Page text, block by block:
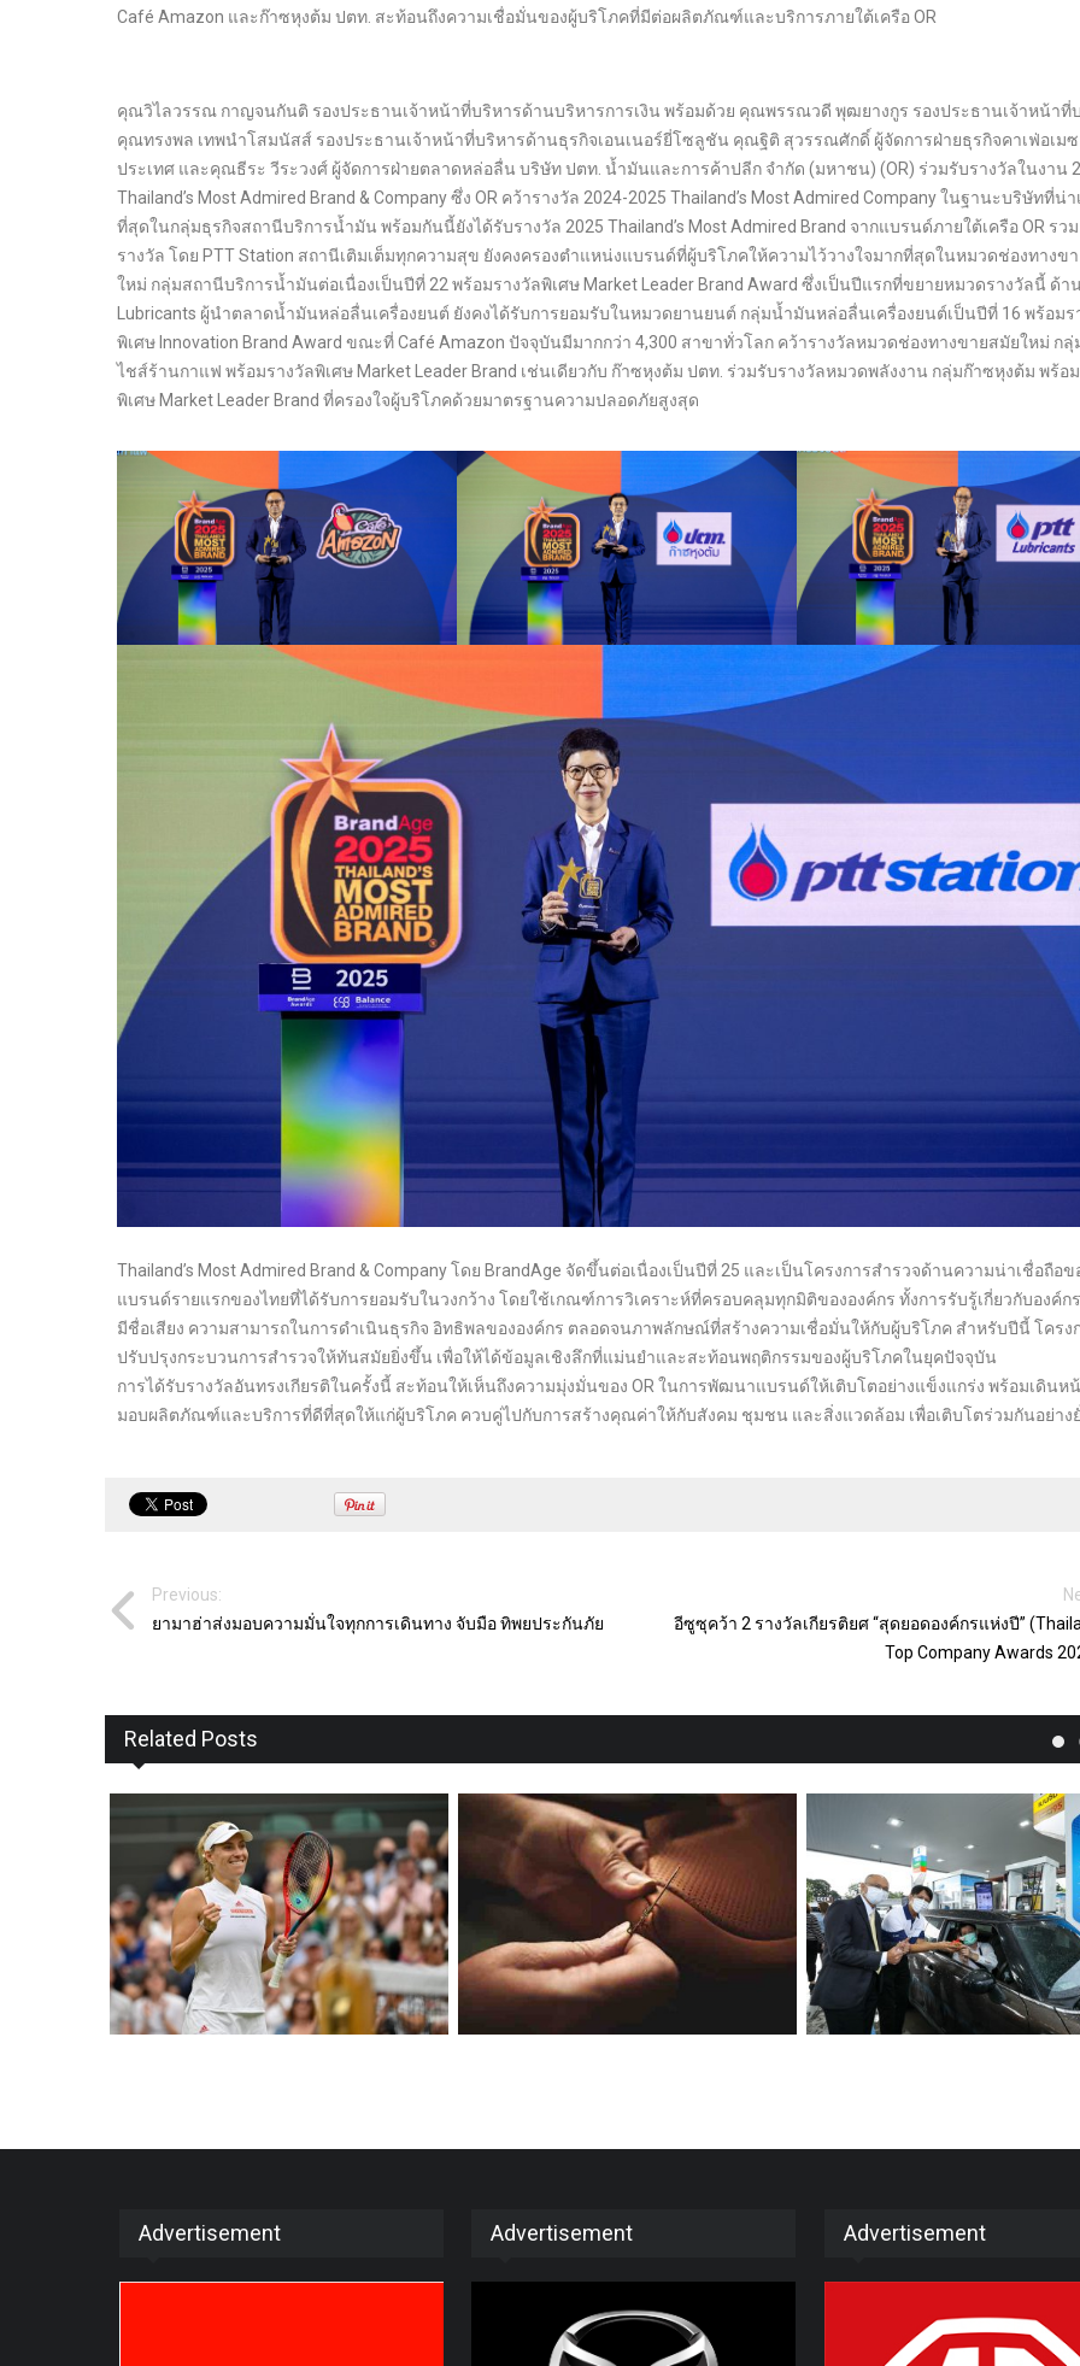
Café Amazon และก๊าซหุงต้ม ปตท. สะท้อนถึงความเชื่อมั่นของผู้บริโภคที่มีต่อผลิตภัณฑ์และบริการภายใต้เครือ OR
คุณวิไลวรรณ กาญจนกันติ รองประธานเจ้าหน้าที่บริหารด้านบริหารการเงิน พร้อมด้วย คุณพรรณวดี พุฒยางกูร รองประธานเจ้าหน้าที่
คุณทรงพล เทพนำโสมนัสส์ รองประธานเจ้าหน้าที่บริหารด้านธุรกิจเอนเนอร์ยี่โซลูชัน คุณฐิติ สุวรรณศักดิ์ ผู้จัดการฝ่ายธุรกิจคาเฟ่อเม
ประเทศ และคุณธีระ วีระวงศ์ ผู้จัดการฝ่ายตลาดหล่อลื่น บริษัท ปตท. น้ำมันและการค้าปลีก จำกัด (มหาชน) (OR) ร่วมรับรางวัลในงาน
Thailand’s Most Admired Brand & Company ซึ่ง OR คว้ารางวัล 2024-2025 Thailand’s Most Admired Company ในฐานะบริษัทที่น่า
ที่สุดในกลุ่มธุรกิจสถานีบริการน้ำมัน พร้อมกันนี้ยังได้รับรางวัล 2025 Thailand’s Most Admired Brand จากแบรนด์ภายใต้เครือ OR รว
รางวัล โดย PTT Station สถานีเติมเต็มทุกความสุข ยังคงครองตำแหน่งแบรนด์ที่ผู้บริโภคให้ความไว้วางใจมากที่สุดในหมวดช่องทางข
ใหม่ กลุ่มสถานีบริการน้ำมันต่อเนื่องเป็นปีที่ 22 พร้อมรางวัลพิเศษ Market Leader Brand Award ซึ่งเป็นปีแรกที่ขยายหมวดรางวัลนี้ ด้า
Lubricants ผู้นำตลาดน้ำมันหล่อลื่นเครื่องยนต์ ยังคงได้รับการยอมรับในหมวดยานยนต์ กลุ่มน้ำมันหล่อลื่นเครื่องยนต์เป็นปีที่ 16 พร้อมร
พิเศษ Innovation Brand Award ขณะที่ Café Amazon ปัจจุบันมีมากกว่า 4,300 สาขาทั่วโลก คว้ารางวัลหมวดช่องทางขายสมัยใหม่ ก
ไชส์ร้านกาแฟ พร้อมรางวัลพิเศษ Market Leader Brand เช่นเดียวกับ ก๊าซหุงต้ม ปตท. ร่วมรับรางวัลหมวดพลังงาน กลุ่มก๊าซหุงต้ม พร้อ
พิเศษ Market Leader Brand ที่ครองใจผู้บริโภคด้วยมาตรฐานความปลอดภัยสูงสุด
Thailand’s Most Admired Brand & Company โดย BrandAge จัดขึ้นต่อเนื่องเป็นปีที่ 25 และเป็นโครงการสำรวจด้านความน่าเชื่อถือข
แบรนด์รายแรกของไทยที่ได้รับการยอมรับในวงกว้าง โดยใช้เกณฑ์การวิเคราะห์ที่ครอบคลุมทุกมิติขององค์กร ทั้งการรับรู้เกี่ยวกับองค์ก
มีชื่อเสียง ความสามารถในการดำเนินธุรกิจ อิทธิพลขององค์กร ตลอดจนภาพลักษณ์ที่สร้างความเชื่อมั่นให้กับผู้บริโภค สำหรับปีนี้ โครง
ปรับปรุงกระบวนการสำรวจให้ทันสมัยยิ่งขึ้น เพื่อให้ได้ข้อมูลเชิงลึกที่แม่นยำและสะท้อนพฤติกรรมของผู้บริโภคในยุคปัจจุบัน
การได้รับรางวัลอันทรงเกียรติในครั้งนี้ สะท้อนให้เห็นถึงความมุ่งมั่นของ OR ในการพัฒนาแบรนด์ให้เติบโตอย่างแข็งแกร่ง พร้อมเดินห
มอบผลิตภัณฑ์และบริการที่ดีที่สุดให้แก่ผู้บริโภค ควบคู่ไปกับการสร้างคุณค่าให้กับสังคม ชุมชน และสิ่งแวดล้อม เพื่อเติบโตร่วมกันอย่าง
Previous:
ยามาฮ่าส่งมอบความมั่นใจทุกการเดินทาง จับมือ ทิพยประกันภัย
อีซูซุคว้า 2 รางวัลเกียรติยศ “สุดยอดองค์กรแห่งปี”
Top Company Awards
Related Posts
Advertisement Advertisement Advertisement